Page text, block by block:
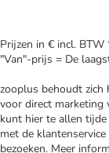
Prijzen in € incl. BTW
"Van"-prijs = De
zooplus behoudt zich
voor direct marketing
kunt hier te allen
met de
bezoeken. Meer